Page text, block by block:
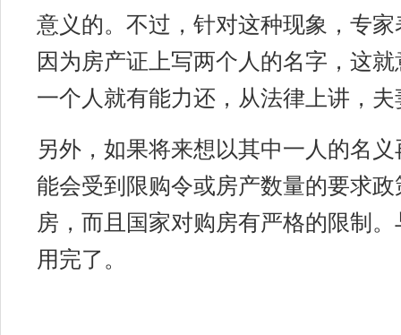
意义的。不过，针对这种现象，专
因为房产证上写两个人的名字，这
一个人就有能力还，从法律上讲，
另外，如果将来想以其中一人的名
能会受到限购令或房产数量的要求
房，而且国家对购房有严格的限制
用完了。